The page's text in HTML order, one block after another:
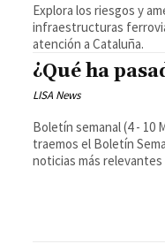
Explora los riesgos y
infraestructuras
atención a Cataluña.
¿Qué ha
LISA News
Boletín semanal (4 - 10 MAYO) 🗞️ Desde
traemos el Boletín
noticias más relevantes